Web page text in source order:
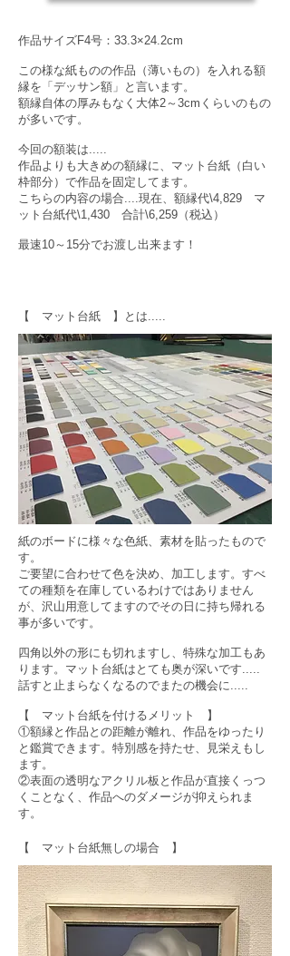
作品サイズF4号：33.3×24.2cm
この様な紙ものの作品（薄いもの）を入れる額
縁を「デッサン額」と言います。
額縁自体の厚みもなく大体2～3cmくらいのもの
が多いです。
今回の額装は.....
作品よりも大きめの額縁に、マット台紙（白い
枠部分）で作品を固定してます。
こちらの内容の場合....現在、額縁代\4,829 マ
ット台紙代\1,430 合計\6,259（税込）
最速10～15分でお渡し出来ます！
【 マット台紙 】とは.....
紙のボードに様々な色紙、素材を貼ったもので
す。
ご要望に合わせて色を決め、加工します。すべ
ての種類を在庫しているわけではありません
が、沢山用意してますのでその日に持ち帰れる
事が多いです。
四角以外の形にも切れますし、特殊な加工もあ
ります。マット台紙はとても奥が深いです.....
話すと止まらなくなるのでまたの機会に.....
【 マット台紙を付けるメリット 】
①額縁と作品との距離が離れ、作品をゆったり
と鑑賞できます。特別感を持たせ、見栄えもし
ます。
②表面の透明なアクリル板と作品が直接くっつ
くことなく、作品へのダメージが抑えられま
す。
【 マット台紙無しの場合 】